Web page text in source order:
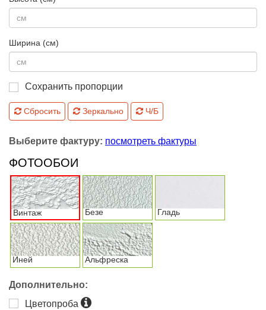
Ширина (см)
Сохранить пропорции
Сбросить Зеркально Ч/Б
Выберите фактуру: посмотреть фактуры
ФОТООБОИ
Винтаж Безе Гладь
Иней Альфреска
Дополнительно:
Цветопроба